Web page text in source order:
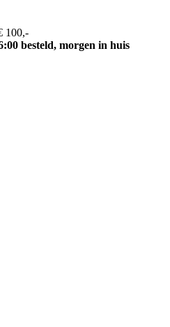
100,-
besteld, morgen in huis